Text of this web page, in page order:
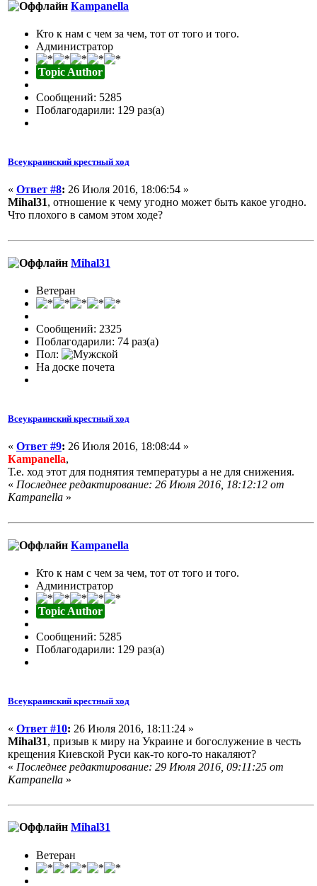
Кampanella
Кто к нам с чем за чем, тот от того и того.
Администратор
Topic Author
Сообщений: 5285
Поблагодарили: 129 раз(а)
Всеукраинский крестный ход
« Ответ #8: 26 Июля 2016, 18:06:54 »
Mihal31, отношение к чему угодно может быть какое угодно.
Что плохого в самом этом ходе?
Mihal31
Ветеран
Сообщений: 2325
Поблагодарили: 74 раз(а)
Пол:
На доске почета
Всеукраинский крестный ход
« Ответ #9: 26 Июля 2016, 18:08:44 »
Кampanella,
Т.е. ход этот для поднятия температуры а не для снижения.
« Последнее редактирование: 26 Июля 2016, 18:12:12 от
Кampanella »
Кampanella
Кто к нам с чем за чем, тот от того и того.
Администратор
Topic Author
Сообщений: 5285
Поблагодарили: 129 раз(а)
Всеукраинский крестный ход
« Ответ #10: 26 Июля 2016, 18:11:24 »
Mihal31, призыв к миру на Украине и богослужение в честь
крещения Киевской Руси как-то кого-то накаляют?
« Последнее редактирование: 29 Июля 2016, 09:11:25 от
Кampanella »
Mihal31
Ветеран